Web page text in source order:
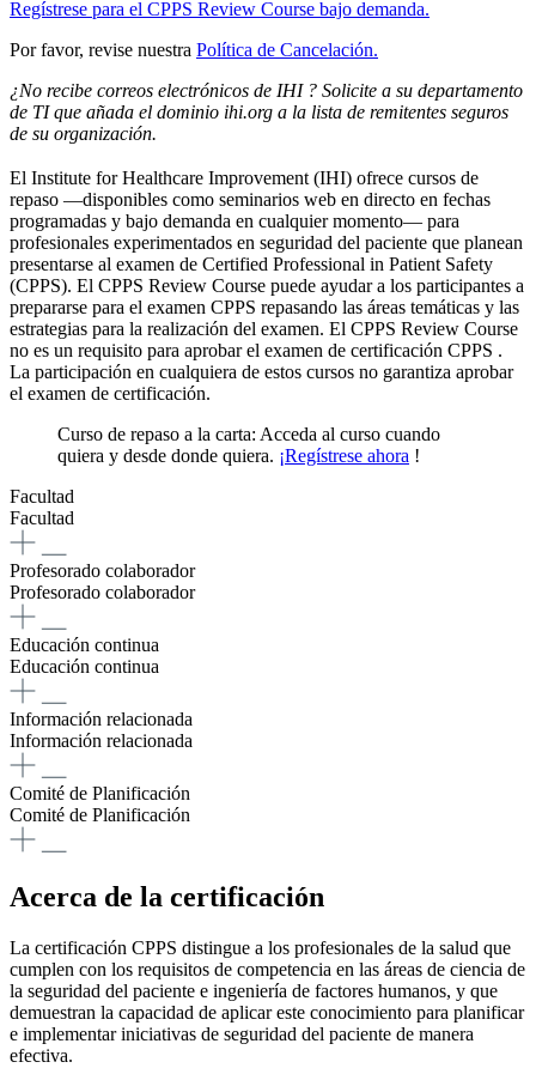
Regístrese para el CPPS Review Course bajo demanda.
Por favor, revise nuestra Política de Cancelación.
¿No recibe correos electrónicos de IHI ? Solicite a su departamento
de TI que añada el dominio ihi.org a la lista de remitentes seguros
de su organización.
El Institute for Healthcare Improvement (IHI) ofrece cursos de
repaso —disponibles como seminarios web en directo en fechas
programadas y bajo demanda en cualquier momento— para
profesionales experimentados en seguridad del paciente que planean
presentarse al examen de Certified Professional in Patient Safety
(CPPS). El CPPS Review Course puede ayudar a los participantes a
prepararse para el examen CPPS repasando las áreas temáticas y las
estrategias para la realización del examen. El CPPS Review Course
no es un requisito para aprobar el examen de certificación CPPS .
La participación en cualquiera de estos cursos no garantiza aprobar
el examen de certificación.
Curso de repaso a la carta: Acceda al curso cuando
quiera y desde donde quiera. ¡Regístrese ahora !
Facultad
Facultad
Profesorado colaborador
Profesorado colaborador
Educación continua
Educación continua
Información relacionada
Información relacionada
Comité de Planificación
Comité de Planificación
Acerca de la certificación
La certificación CPPS distingue a los profesionales de la salud que
cumplen con los requisitos de competencia en las áreas de ciencia de
la seguridad del paciente e ingeniería de factores humanos, y que
demuestran la capacidad de aplicar este conocimiento para planificar
e implementar iniciativas de seguridad del paciente de manera
efectiva.